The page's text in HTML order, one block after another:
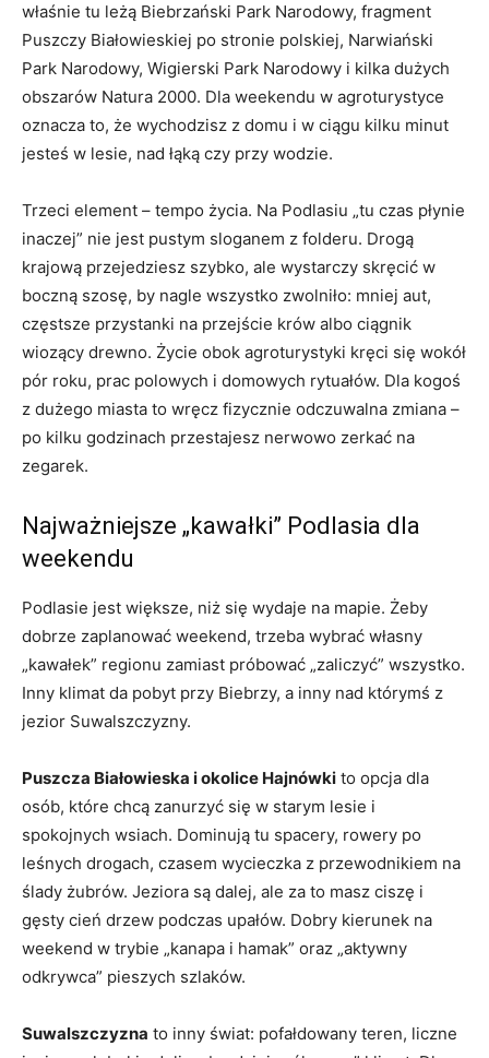
właśnie tu leżą Biebrzański Park Narodowy, fragment
Puszczy Białowieskiej po stronie polskiej, Narwiański
Park Narodowy, Wigierski Park Narodowy i kilka dużych
obszarów Natura 2000. Dla weekendu w agroturystyce
oznacza to, że wychodzisz z domu i w ciągu kilku minut
jesteś w lesie, nad łąką czy przy wodzie.
Trzeci element – tempo życia. Na Podlasiu „tu czas płynie
inaczej” nie jest pustym sloganem z folderu. Drogą
krajową przejedziesz szybko, ale wystarczy skręcić w
boczną szosę, by nagle wszystko zwolniło: mniej aut,
częstsze przystanki na przejście krów albo ciągnik
wiozący drewno. Życie obok agroturystyki kręci się wokół
pór roku, prac polowych i domowych rytuałów. Dla kogoś
z dużego miasta to wręcz fizycznie odczuwalna zmiana –
po kilku godzinach przestajesz nerwowo zerkać na
zegarek.
Najważniejsze „kawałki” Podlasia dla
weekendu
Podlasie jest większe, niż się wydaje na mapie. Żeby
dobrze zaplanować weekend, trzeba wybrać własny
„kawałek” regionu zamiast próbować „zaliczyć” wszystko.
Inny klimat da pobyt przy Biebrzy, a inny nad którymś z
jezior Suwalszczyzny.
Puszcza Białowieska i okolice Hajnówki to opcja dla
osób, które chcą zanurzyć się w starym lesie i
spokojnych wsiach. Dominują tu spacery, rowery po
leśnych drogach, czasem wycieczka z przewodnikiem na
ślady żubrów. Jeziora są dalej, ale za to masz ciszę i
gęsty cień drzew podczas upałów. Dobry kierunek na
weekend w trybie „kanapa i hamak” oraz „aktywny
odkrywca” pieszych szlaków.
Suwalszczyzna to inny świat: pofałdowany teren, liczne